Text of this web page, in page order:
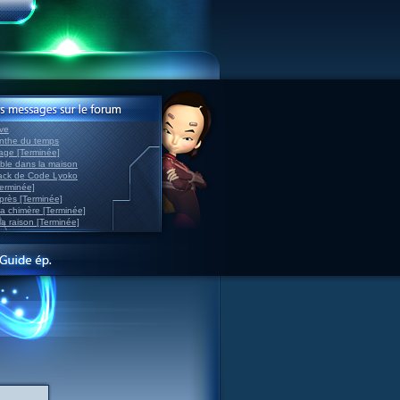
du temps
[Terminée]
dans la maison
de Code Lyoko
[Terminée]
chimère [Terminée]
raison [Terminée]